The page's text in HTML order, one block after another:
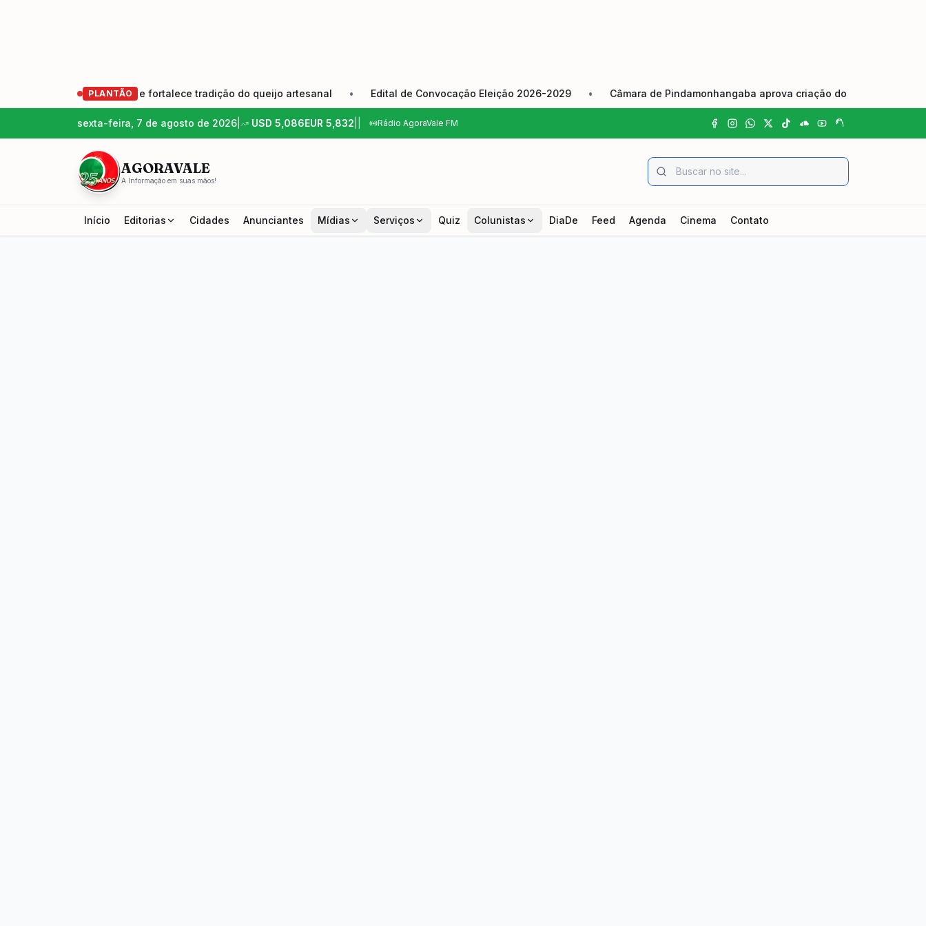
PLANTÃO
de produtores e fortalece tradição do queijo artesanal • Edital de Convocação Eleição 2026-2029 • Câmara de Pindamonhangaba aprova criação do Dia Municipal do Johrei
sexta-feira, 7 de agosto de 2026 USD 5,086EUR 5,832 Rádio AgoraVale FM
AGORAVALE
A Informação em suas mãos!
Início Editorias Cidades Anunciantes Mídias Serviços Quiz Colunistas DiaDe Feed Agenda Cinema Contato